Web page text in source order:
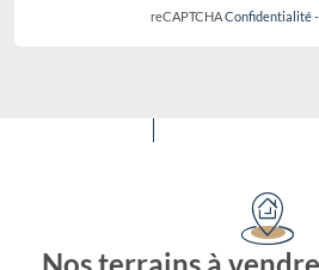
reCAPTCHAConfidentialité-